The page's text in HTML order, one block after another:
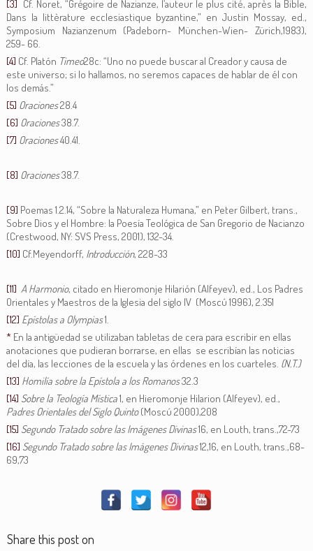
[3] Cf. Noret, “Grégoire de Nazianze, l’auteur le plus cité, après la Bible,
Dans la littèrature ecclesiastique byzantine,” en Justin Mossay, ed.,
Symposium Nazianzenum (Padeborn- München-Wien- Zürich,1983),
259- 66.
[4] Cf. Platón Timeo28c: “Uno no puede buscar al Creador y causa de
este universo; si lo hallamos, no seremos capaces de hablar de él con
los demás.”
[5] Oraciones28.4
[6] Oraciones38.7.
[7] Oraciones40.41.
[8] Oraciones38.7.
[9] Poemas 1.2.14, “Sobre la Naturaleza Humana,” en Peter Gilbert, trans.,
Sobre Dios y el Hombre: la Poesía Teológica de San Gregorio de Nacianzo
(Crestwood, NY: SVS Press, 2001), 132-34.
[10] Cf.Meyendorff, Introducción, 228-33
[11] A Harmonio, citado en Hieromonje Hilarión (Alfeyev), ed., Los Padres
Orientales y Maestros de la Iglesia del siglo IV (Moscú 1996), 2.351
[12] Epístolas a Olympias1.
*En la antigüedad se utilizaban tabletas de cera para escribir en ellas
anotaciones que pudieran borrarse, en ellas se escribían las noticias
del día, las lecciones de la escuela y las órdenes en los cuarteles. (N.T.)
[13] Homilía sobre la Epístola a los Romanos32.3
[14] Sobre la Teología Mística1, en Hieromonje Hilarion (Alfeyev), ed.,
Padres Orientales del Siglo Quinto(Moscú 2000),208
[15] Segundo Tratado sobre las Imágenes Divinas16, en Louth, trans.,72-73
[16] Segundo Tratado sobre las Imágenes Divinas12,16, en Louth, trans.,68-
69,73
Share this post on